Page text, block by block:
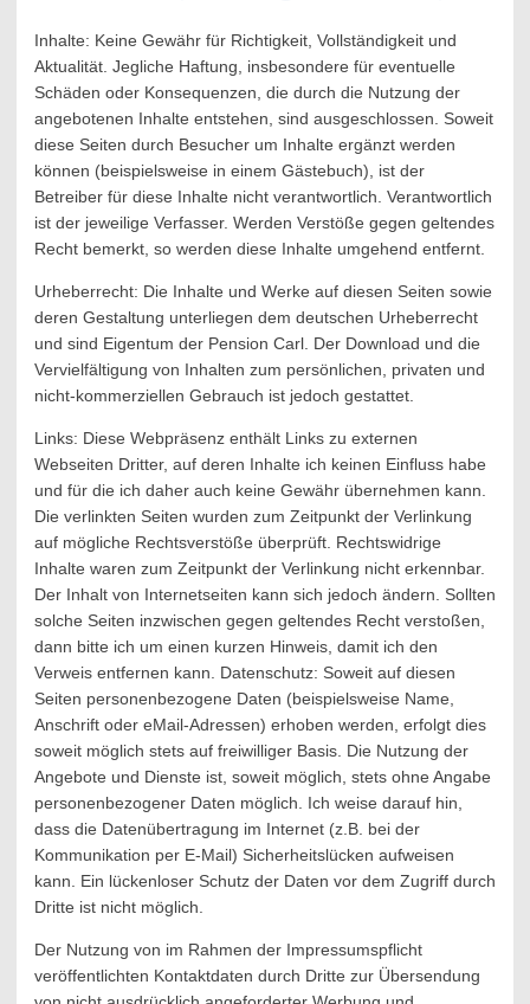
Inhalte: Keine Gewähr für Richtigkeit, Vollständigkeit und
Aktualität. Jegliche Haftung, insbesondere für eventuelle
Schäden oder Konsequenzen, die durch die Nutzung der
angebotenen Inhalte entstehen, sind ausgeschlossen. Soweit
diese Seiten durch Besucher um Inhalte ergänzt werden
können (beispielsweise in einem Gästebuch), ist der
Betreiber für diese Inhalte nicht verantwortlich. Verantwortlich
ist der jeweilige Verfasser. Werden Verstöße gegen geltendes
Recht bemerkt, so werden diese Inhalte umgehend entfernt.
Urheberrecht: Die Inhalte und Werke auf diesen Seiten sowie
deren Gestaltung unterliegen dem deutschen Urheberrecht
und sind Eigentum der Pension Carl. Der Download und die
Vervielfältigung von Inhalten zum persönlichen, privaten und
nicht-kommerziellen Gebrauch ist jedoch gestattet.
Links: Diese Webpräsenz enthält Links zu externen
Webseiten Dritter, auf deren Inhalte ich keinen Einfluss habe
und für die ich daher auch keine Gewähr übernehmen kann.
Die verlinkten Seiten wurden zum Zeitpunkt der Verlinkung
auf mögliche Rechtsverstöße überprüft. Rechtswidrige
Inhalte waren zum Zeitpunkt der Verlinkung nicht erkennbar.
Der Inhalt von Internetseiten kann sich jedoch ändern. Sollten
solche Seiten inzwischen gegen geltendes Recht verstoßen,
dann bitte ich um einen kurzen Hinweis, damit ich den
Verweis entfernen kann. Datenschutz: Soweit auf diesen
Seiten personenbezogene Daten (beispielsweise Name,
Anschrift oder eMail-Adressen) erhoben werden, erfolgt dies
soweit möglich stets auf freiwilliger Basis. Die Nutzung der
Angebote und Dienste ist, soweit möglich, stets ohne Angabe
personenbezogener Daten möglich. Ich weise darauf hin,
dass die Datenübertragung im Internet (z.B. bei der
Kommunikation per E-Mail) Sicherheitslücken aufweisen
kann. Ein lückenloser Schutz der Daten vor dem Zugriff durch
Dritte ist nicht möglich.
Der Nutzung von im Rahmen der Impressumspflicht
veröffentlichten Kontaktdaten durch Dritte zur Übersendung